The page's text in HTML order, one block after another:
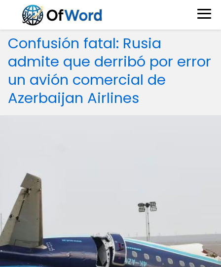
Confusión fatal: Rusia
admite que derribó por error
un avión comercial de
Azerbaijan Airlines